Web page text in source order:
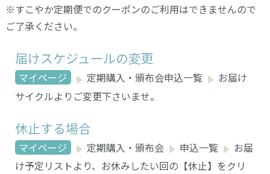
※すこやか定期便でのクーポンのご利用はできませんので
ご了承ください。
届けスケジュールの変更
マイページ 定期購入・頒布会申込一覧
お届け
サイクルよりご変更下さいませ。
休止する場合
マイページ 定期購入・頒布会 申込一覧
お届
け予定リストより、お休みしたい回の【休止】をクリ